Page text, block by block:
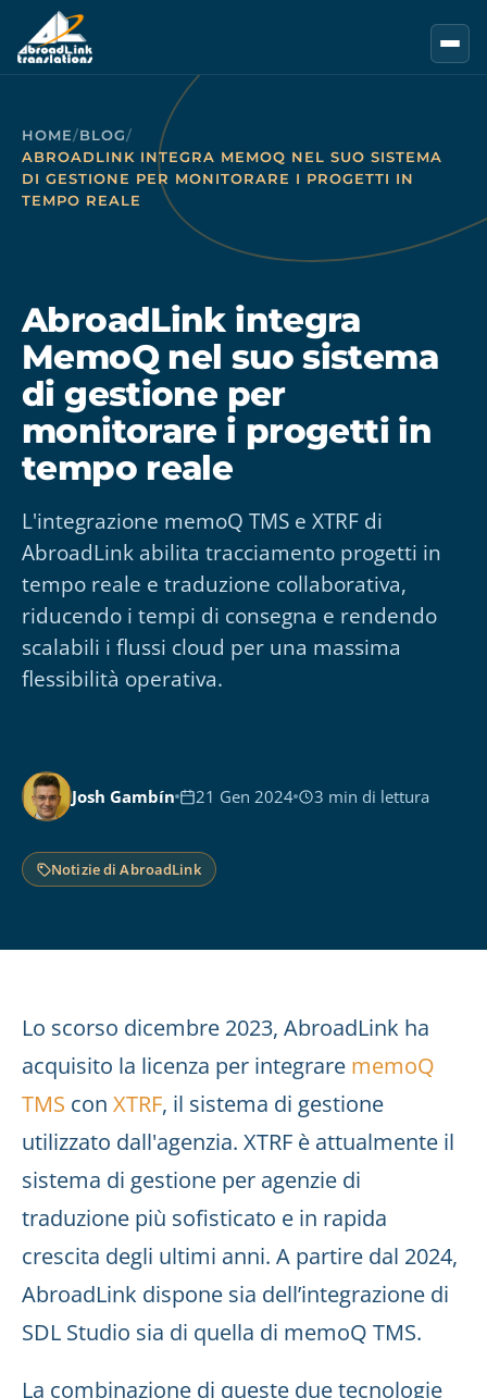
Vai al contenuto principale
HOME/BLOG/
ABROADLINK INTEGRA MEMOQ NEL SUO SISTEMA
DI GESTIONE PER MONITORARE I PROGETTI IN
TEMPO REALE
AbroadLink integra
MemoQ nel suo sistema
di gestione per
monitorare i progetti in
tempo reale
L'integrazione memoQ TMS e XTRF di
AbroadLink abilita tracciamento progetti in
tempo reale e traduzione collaborativa,
riducendo i tempi di consegna e rendendo
scalabili i flussi cloud per una massima
flessibilità operativa.
Josh Gambín 21 Gen 2024 3 min di lettura
Notizie di AbroadLink
Lo scorso dicembre 2023, AbroadLink ha
acquisito la licenza per integrare memoQ
TMS con XTRF, il sistema di gestione
utilizzato dall'agenzia. XTRF è attualmente il
sistema di gestione per agenzie di
traduzione più sofisticato e in rapida
crescita degli ultimi anni. A partire dal 2024,
AbroadLink dispone sia dell’integrazione di
SDL Studio sia di quella di memoQ TMS.
La combinazione di queste due tecnologie